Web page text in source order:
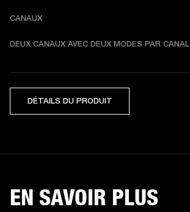
CANAUX
DEUX CANAUX AVEC DEUX MODES PAR CANAL
DÉTAILS DU PRODUIT
EN SAVOIR PLUS